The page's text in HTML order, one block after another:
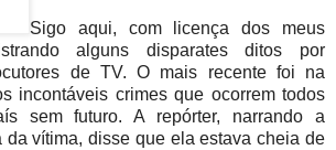
Sigo aqui, com licença dos meus
alguns disparates ditos por
de TV. O mais recente foi na
incontáveis crimes que ocorrem todos
sem futuro. A repórter, narrando a
da vítima, disse que ela estava cheia de